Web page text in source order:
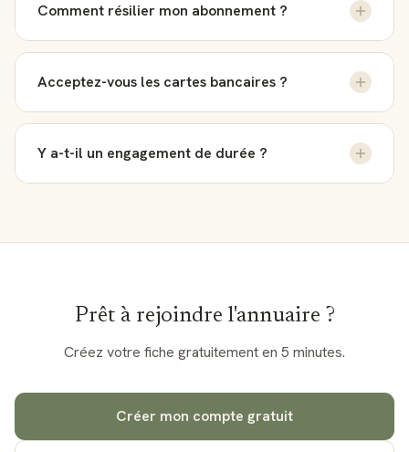
Comment résilier mon abonnement ?
tableau de bord. L'abonnement reste actif jusqu'à la fin
Acceptez-vous les cartes bancaires ?
Mastercard, Amex) via Stripe, la solution de paiement
Y a-t-il un engagement de durée ?
résilier à tout moment.
Prêt à rejoindre l'annuaire ?
Créez votre fiche gratuitement en 5 minutes.
Créer mon compte gratuit